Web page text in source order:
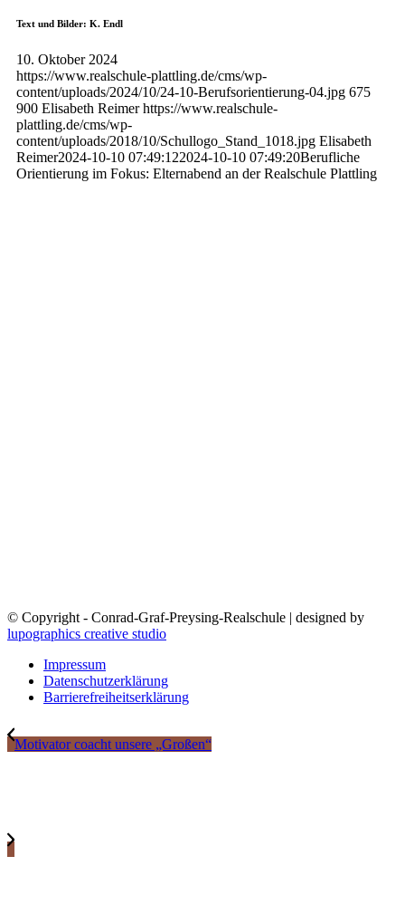
Text und Bilder: K. Endl
10. Oktober 2024
https://www.realschule-plattling.de/cms/wp-
content/uploads/2024/10/24-10-Berufsorientierung-04.jpg 675
900 Elisabeth Reimer https://www.realschule-
plattling.de/cms/wp-
content/uploads/2018/10/Schullogo_Stand_1018.jpg Elisabeth
Reimer2024-10-10 07:49:122024-10-10 07:49:20Berufliche
Orientierung im Fokus: Elternabend an der Realschule Plattling
© Copyright - Conrad-Graf-Preysing-Realschule | designed by
lupographics creative studio
Impressum
Datenschutzerklärung
Barrierefreiheitserklärung
Motivator coacht unsere „Großen“